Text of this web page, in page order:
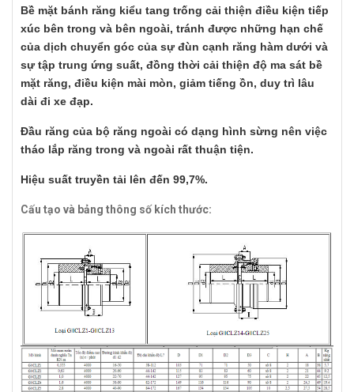
Bề mặt bánh răng kiểu tang trống cải thiện điều kiện tiếp
xúc bên trong và bên ngoài, tránh được những hạn chế
của dịch chuyển góc của sự đùn cạnh răng hàm dưới và
sự tập trung ứng suất, đồng thời cải thiện độ ma sát bề
mặt răng, điều kiện mài mòn, giảm tiếng ồn, duy trì lâu
dài đi xe đạp.
Đầu răng của bộ răng ngoài có dạng hình sừng nên việc
tháo lắp răng trong và ngoài rất thuận tiện.
Hiệu suất truyền tải lên đến 99,7%.
Cấu tạo và bảng thông số kích thước: